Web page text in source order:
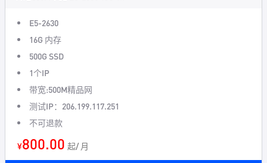
E5-2630
16G 内存
500G SSD
1个IP
带宽:500M精品网
测试IP：206.199.117.251
不可退款
¥800.00 起/ 月